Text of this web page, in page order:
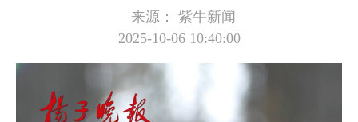
来源：
紫牛新闻
2025-10-06 10:40:00